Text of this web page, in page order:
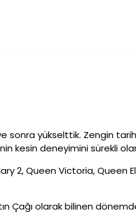
ve sonra yükselttik. Zengin
kesin deneyimini sürekli
2, Queen Victoria, Queen
Çağı olarak bilinen